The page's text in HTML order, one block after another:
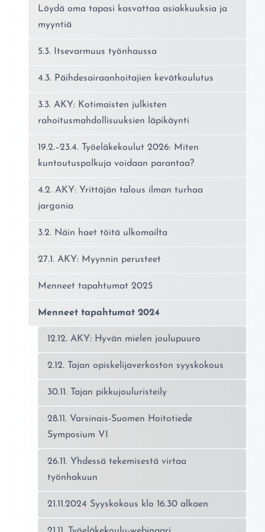
Löydä oma tapasi kasvattaa asiakkuuksia ja
myyntiä
5.3. Itsevarmuus työnhaussa
4.3. Päihdesairaanhoitajien kevätkoulutus
3.3. AKY: Kotimaisten julkisten
rahoitusmahdollisuuksien läpikäynti
19.2.–23.4. Työeläkekoulut 2026: Miten
kuntoutuspolkuja voidaan parantaa?
4.2. AKY: Yrittäjän talous ilman turhaa
jargonia
3.2. Näin haet töitä ulkomailta
27.1. AKY: Myynnin perusteet
Menneet tapahtumat 2025
Menneet tapahtumat 2024
12.12. AKY: Hyvän mielen joulupuuro
2.12. Tajan opiskelijaverkoston syyskokous
30.11. Tajan pikkujouluristeily
28.11. Varsinais-Suomen Hoitotiede
Symposium VI
26.11. Yhdessä tekemisestä virtaa
työnhakuun
21.11.2024 Syyskokous klo 16.30 alkaen